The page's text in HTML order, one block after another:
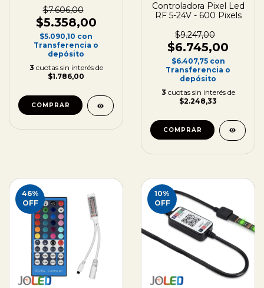
$7.606,00
$5.358,00
$5.090,10 con
Transferencia o
depósito
3 cuotas sin interés de
$1.786,00
Controladora Pixel Led
RF 5-24V - 600 Pixels
$9.247,00
$6.745,00
$6.407,75 con
Transferencia o
depósito
3 cuotas sin interés de
$2.248,33
46%
OFF
10%
OFF